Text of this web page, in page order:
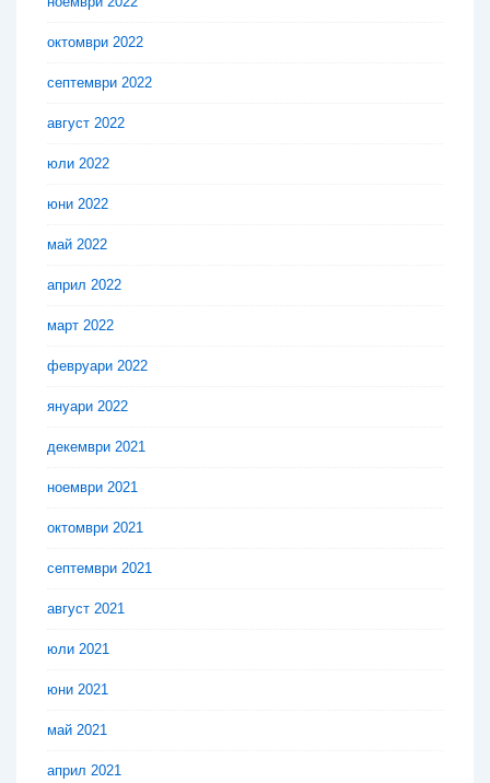
октомври 2022
септември 2022
август 2022
юли 2022
юни 2022
май 2022
април 2022
март 2022
февруари 2022
януари 2022
декември 2021
ноември 2021
октомври 2021
септември 2021
август 2021
юли 2021
юни 2021
май 2021
април 2021